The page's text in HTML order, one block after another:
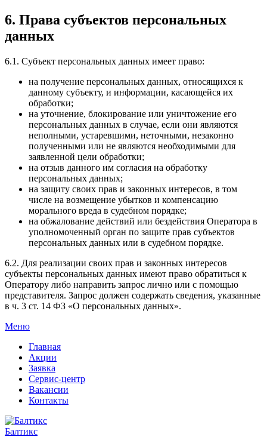
6. Права субъектов персональных
данных
6.1. Субъект персональных данных имеет право:
на получение персональных данных, относящихся к
данному субъекту, и информации, касающейся их
обработки;
на уточнение, блокирование или уничтожение его
персональных данных в случае, если они являются
неполными, устаревшими, неточными, незаконно
полученными или не являются необходимыми для
заявленной цели обработки;
на отзыв данного им согласия на обработку
персональных данных;
на защиту своих прав и законных интересов, в том
числе на возмещение убытков и компенсацию
морального вреда в судебном порядке;
на обжалование действий или бездействия Оператора в
уполномоченный орган по защите прав субъектов
персональных данных или в судебном порядке.
6.2. Для реализации своих прав и законных интересов
субъекты персональных данных имеют право обратиться к
Оператору либо направить запрос лично или с помощью
представителя. Запрос должен содержать сведения, указанные
в ч. 3 ст. 14 ФЗ «О персональных данных».
Меню
Главная
Акции
Заявка
Сервис-центр
Вакансии
Контакты
Балтикс